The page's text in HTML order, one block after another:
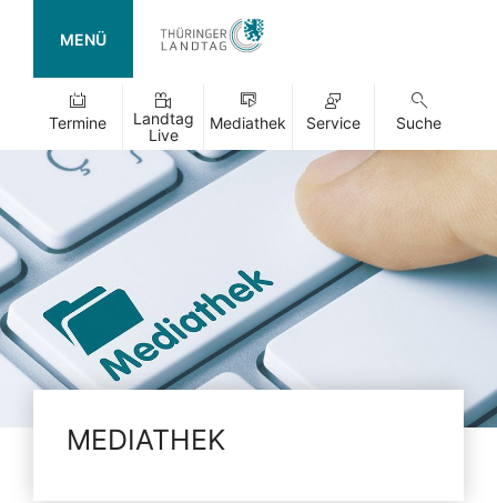
MENÜ
Termine
Landtag
Live
Mediathek Service Suche
MEDIATHEK